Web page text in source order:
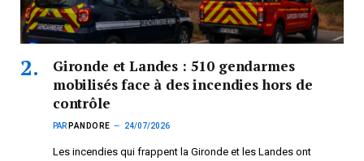
Gironde et Landes : 510 gendarmes
mobilisés face à des incendies hors de
contrôle
PAR PANDORE 24/07/2026
Les incendies qui frappent la Gironde et les Landes ont